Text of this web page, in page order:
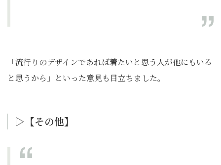
「流行りのデザインであれば着たいと思う人が他にもいる
と思うから」といった意見も目立ちました。
▷【その他】